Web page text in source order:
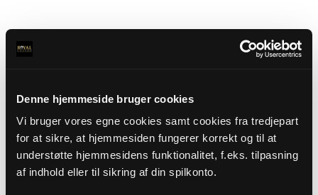
Denne hjemmeside bruger cookies
Vi bruger vores egne cookies samt cookies fra tredjepart
for at sikre, at hjemmesiden fungerer korrekt og til at
understøtte hjemmesidens funktionalitet, f.eks. tilpasning
af indhold eller til sikring af din spilkonto.